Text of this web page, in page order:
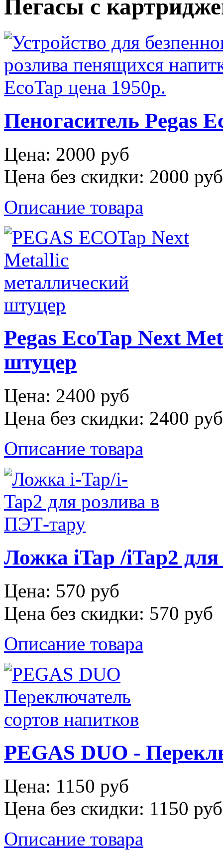
Пегасы с
Пеногаситель Pegas
Цена: 2000 руб
Цена без скидки: 2000 руб
Описание товара
Pegas EcoTap Next
штуцер
Цена: 2400 руб
Цена без скидки: 2400 руб
Описание товара
Ложка iTap /iTap2
Цена: 570 руб
Цена без скидки: 570 руб
Описание товара
PEGAS DUO -
Цена: 1150 руб
Цена без скидки: 1150 руб
Описание товара